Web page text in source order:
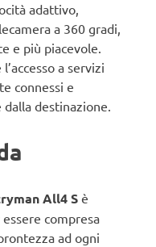
adattivo,
a 360 gradi,
e più piacevole.
a servizi
connessi e
destinazione.
All4 S è
compresa
ad ogni